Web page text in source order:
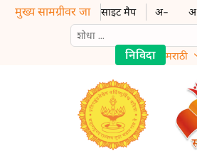
मुख्य सामग्रीवर जा साइट मैप अ- अ
निविदा मराठी